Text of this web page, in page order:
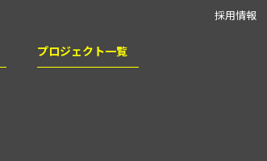
採用情報
プロジェクト一覧